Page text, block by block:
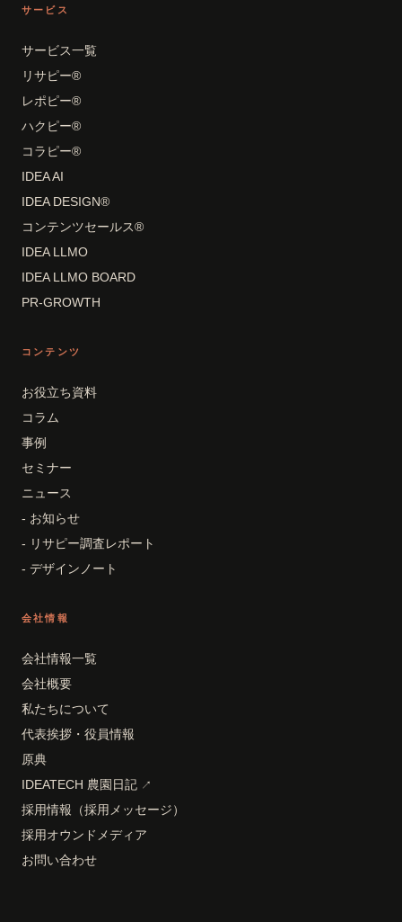
サービス
サービス一覧
リサピー®
レポピー®
ハクピー®
コラピー®
IDEA AI
IDEA DESIGN®
コンテンツセールス®
IDEA LLMO
IDEA LLMO BOARD
PR-GROWTH
コンテンツ
お役立ち資料
コラム
事例
セミナー
ニュース
- お知らせ
- リサピー調査レポート
- デザインノート
会社情報
会社情報一覧
会社概要
私たちについて
代表挨拶・役員情報
原典
IDEATECH 農園日記 ↗
採用情報（採用メッセージ）
採用オウンドメディア
お問い合わせ